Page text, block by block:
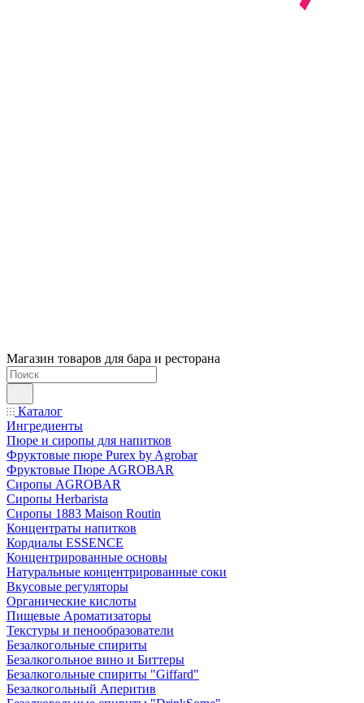
Магазин товаров для бара и ресторана
Каталог
Ингредиенты
Пюре и сиропы для напитков
Фруктовые пюре Purex by Agrobar
Фруктовые Пюре AGROBAR
Сиропы AGROBAR
Сиропы Herbarista
Сиропы 1883 Maison Routin
Концентраты напитков
Кордиалы ESSENCE
Концентрированные основы
Натуральные концентрированные соки
Вкусовые регуляторы
Органические кислоты
Пищевые Ароматизаторы
Текстуры и пенообразователи
Безалкогольные спириты
Безалкогольное вино и Биттеры
Безалкогольные спириты "Giffard"
Безалкогольный Аперитив